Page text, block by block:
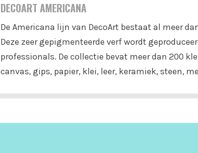
DECOART AMERICANA
De Americana lijn van DecoArt bestaat al meer
Deze zeer gepigmenteerde verf wordt
professionals. De collectie bevat meer dan 200
canvas, gips, papier, klei, leer, keramiek, steen,